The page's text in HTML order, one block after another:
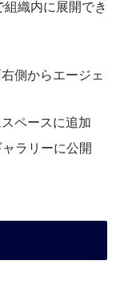
織内に展開でき
側からエージェ
ペースに追加
ラリーに公開